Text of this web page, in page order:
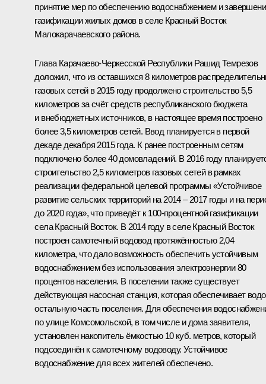
принятие мер по обеспечению водоснабжением и
газификации жилых домов в селе Красный Восток
Малокарачаевского района.
Глава Карачаево-Черкесской Республики Рашид Темрезов
доложил, что из оставшихся 8 километров
газовых сетей в 2015 году продолжено строительство 5,5
километров за счёт средств республиканского бюджета
и внебюджетных источников, в настоящее время построено
более 3,5 километров сетей. Ввод планируется в первой
декаде декабря 2015 года. К ранее построенным сетям
подключено более 40 домовладений. В 2016 году
строительство 2,5 километров газовых сетей в рамках
реализации федеральной целевой программы «Устойчивое
развитие сельских территорий на 2014 – 2017 годы и на
до 2020 года», что приведёт к 100-процентной газификации
села Красный Восток. В 2014 году в селе Красный Восток
построен самотечный водовод протяжённостью 2,04
километра, что дало возможность обеспечить устойчивым
водоснабжением без использования электроэнергии 80
процентов населения. В поселении также существует
действующая насосная станция, которая обеспечивает
остальную часть поселения. Для обеспечения
по улице Комсомольской, в том числе и дома заявителя,
установлен накопитель ёмкостью 10 куб. метров, который
подсоединён к самотечному водоводу. Устойчивое
водоснабжение для всех жителей обеспечено.